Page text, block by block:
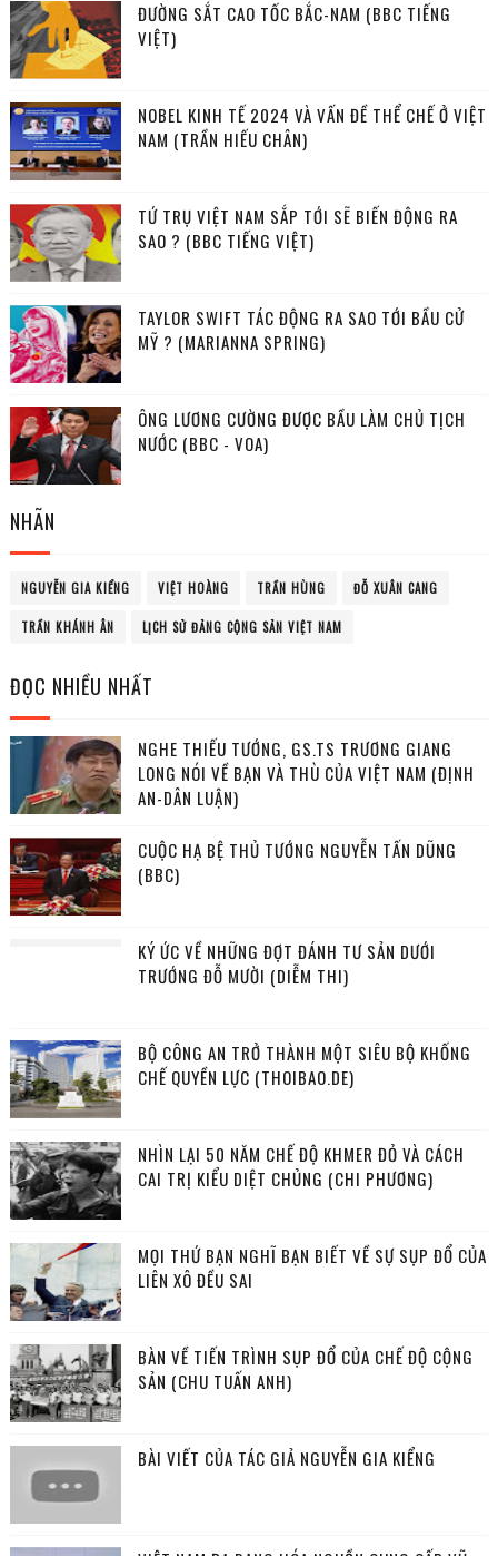
ĐƯỜNG SẮT CAO TỐC BẮC-NAM (BBC TIẾNG
VIỆT)
NOBEL KINH TẾ 2024 VÀ VẤN ĐỀ THỂ CHẾ Ở VIỆT
NAM (TRẦN HIẾU CHÂN)
TỨ TRỤ VIỆT NAM SẮP TỚI SẼ BIẾN ĐỘNG RA
SAO ? (BBC TIẾNG VIỆT)
TAYLOR SWIFT TÁC ĐỘNG RA SAO TỚI BẦU CỬ
MỸ ? (MARIANNA SPRING)
ÔNG LƯƠNG CƯỜNG ĐƯỢC BẦU LÀM CHỦ TỊCH
NƯỚC (BBC - VOA)
NHÃN
NGUYỄN GIA KIỂNG VIỆT HOÀNG TRẦN HÙNG ĐỖ XUÂN CANG
TRẦN KHÁNH ÂN LỊCH SỬ ĐẢNG CỘNG SẢN VIỆT NAM
ĐỌC NHIỀU NHẤT
NGHE THIẾU TƯỚNG, GS.TS TRƯƠNG GIANG
LONG NÓI VỀ BẠN VÀ THÙ CỦA VIỆT NAM (ĐỊNH
AN-DÂN LUẬN)
CUỘC HẠ BỆ THỦ TƯỚNG NGUYỄN TẤN DŨNG
(BBC)
KÝ ỨC VỀ NHỮNG ĐỢT ĐÁNH TƯ SẢN DƯỚI
TRƯỚNG ĐỖ MƯỜI (DIỄM THI)
BỘ CÔNG AN TRỞ THÀNH MỘT SIÊU BỘ KHỐNG
CHẾ QUYỀN LỰC (THOIBAO.DE)
NHÌN LẠI 50 NĂM CHẾ ĐỘ KHMER ĐỎ VÀ CÁCH
CAI TRỊ KIỂU DIỆT CHỦNG (CHI PHƯƠNG)
MỌI THỨ BẠN NGHĨ BẠN BIẾT VỀ SỰ SỤP ĐỔ CỦA
LIÊN XÔ ĐỀU SAI
BÀN VỀ TIẾN TRÌNH SỤP ĐỔ CỦA CHẾ ĐỘ CỘNG
SẢN (CHU TUẤN ANH)
BÀI VIẾT CỦA TÁC GIẢ NGUYỄN GIA KIỂNG